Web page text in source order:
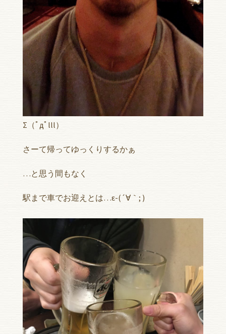
Σ（ﾟдﾟlll）
さーて帰ってゆっくりするかぁ
…と思う間もなく
駅まで車でお迎えとは…ε-(´∀｀; )